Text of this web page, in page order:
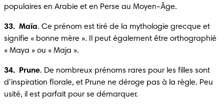
populaires en Arabie et en Perse au Moyen-Âge.
33.  Maïa. Ce prénom est tiré de la mythologie grecque et
signifie « bonne mère ». Il peut également être orthographié
« Maya » ou « Maja ».
34.  Prune. De nombreux prénoms rares pour les filles sont
d’inspiration florale, et Prune ne déroge pas à la règle. Peu
usité, il est parfait pour se démarquer.